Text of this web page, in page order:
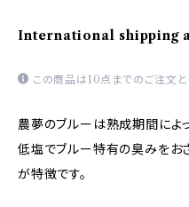
International shipping
この商品は10点までのご注文と
農夢のブルーは熟成期間によ
低塩でブルー特有の臭みをお
が特徴です。